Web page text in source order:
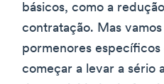
básicos, como a
contratação. Mas
pormenores específicos
começar a levar a sério